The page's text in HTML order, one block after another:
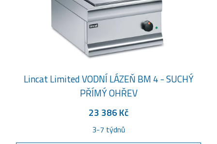
Lincat Limited VODNÍ LÁZEŇ BM 4 - SUCHÝ
PŘÍMÝ OHŘEV
23 386 Kč
3-7 týdnů